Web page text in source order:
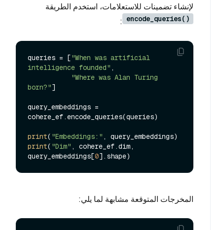
لإنشاء تضمينات للاستعلامات، استخدم الطريقة
encode_queries()
:
queries = ["When was artificial
intelligence founded" ,
"Where was Alan Turing
born?"]
query_embeddings =
cohere_ef.encode_queries(queries)
print( "Embeddings:"
print( "Dim" , cohere_ef.dim,
query_embeddings[0
المخرجات المتوقعة مشابهة لما يلي: